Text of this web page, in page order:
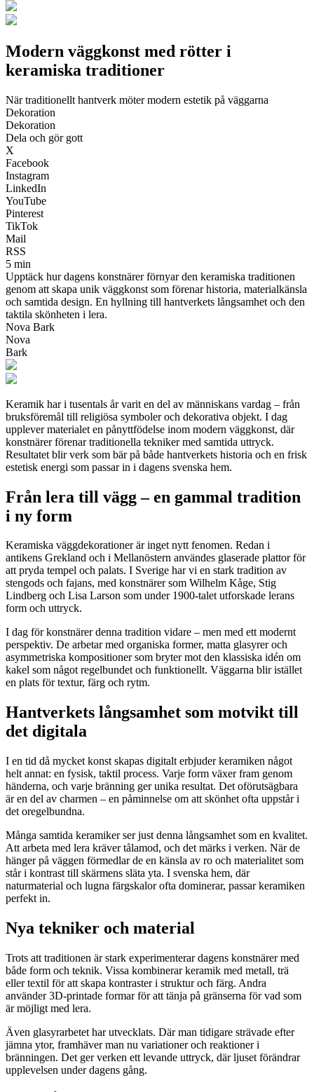
Modern väggkonst med rötter i
keramiska traditioner
När traditionellt hantverk möter modern estetik på väggarna
Dekoration
Dekoration
Dela och gör gott
X
Facebook
Instagram
LinkedIn
YouTube
Pinterest
TikTok
Mail
RSS
5 min
Upptäck hur dagens konstnärer förnyar den keramiska traditionen
genom att skapa unik väggkonst som förenar historia, materialkänsla
och samtida design. En hyllning till hantverkets långsamhet och den
taktila skönheten i lera.
Nova Bark
Nova
Bark
Keramik har i tusentals år varit en del av människans vardag – från
bruksföremål till religiösa symboler och dekorativa objekt. I dag
upplever materialet en pånyttfödelse inom modern väggkonst, där
konstnärer förenar traditionella tekniker med samtida uttryck.
Resultatet blir verk som bär på både hantverkets historia och en frisk
estetisk energi som passar in i dagens svenska hem.
Från lera till vägg – en gammal tradition
i ny form
Keramiska väggdekorationer är inget nytt fenomen. Redan i
antikens Grekland och i Mellanöstern användes glaserade plattor för
att pryda tempel och palats. I Sverige har vi en stark tradition av
stengods och fajans, med konstnärer som Wilhelm Kåge, Stig
Lindberg och Lisa Larson som under 1900-talet utforskade lerans
form och uttryck.
I dag för konstnärer denna tradition vidare – men med ett modernt
perspektiv. De arbetar med organiska former, matta glasyrer och
asymmetriska kompositioner som bryter mot den klassiska idén om
kakel som något regelbundet och funktionellt. Väggarna blir istället
en plats för textur, färg och rytm.
Hantverkets långsamhet som motvikt till
det digitala
I en tid då mycket konst skapas digitalt erbjuder keramiken något
helt annat: en fysisk, taktil process. Varje form växer fram genom
händerna, och varje bränning ger unika resultat. Det oförutsägbara
är en del av charmen – en påminnelse om att skönhet ofta uppstår i
det oregelbundna.
Många samtida keramiker ser just denna långsamhet som en kvalitet.
Att arbeta med lera kräver tålamod, och det märks i verken. När de
hänger på väggen förmedlar de en känsla av ro och materialitet som
står i kontrast till skärmens släta yta. I svenska hem, där
naturmaterial och lugna färgskalor ofta dominerar, passar keramiken
perfekt in.
Nya tekniker och material
Trots att traditionen är stark experimenterar dagens konstnärer med
både form och teknik. Vissa kombinerar keramik med metall, trä
eller textil för att skapa kontraster i struktur och färg. Andra
använder 3D-printade formar för att tänja på gränserna för vad som
är möjligt med lera.
Även glasyrarbetet har utvecklats. Där man tidigare strävade efter
jämna ytor, framhäver man nu variationer och reaktioner i
bränningen. Det ger verken ett levande uttryck, där ljuset förändrar
upplevelsen under dagens gång.